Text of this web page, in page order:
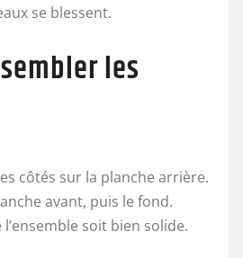
se blessent.
les
côtés sur la planche arrière.
avant, puis le fond.
soit bien solide.